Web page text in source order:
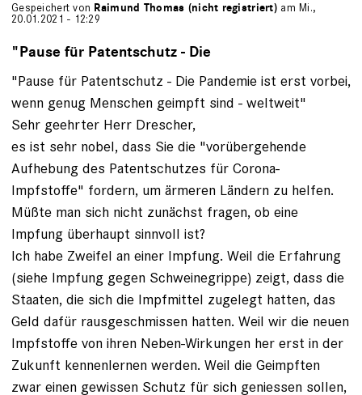
Gespeichert von Raimund Thomas (nicht registriert) am Mi.,
20.01.2021 - 12:29
"Pause für Patentschutz - Die
"Pause für Patentschutz - Die Pandemie ist erst vorbei,
wenn genug Menschen geimpft sind - weltweit"
Sehr geehrter Herr Drescher,
es ist sehr nobel, dass Sie die "vorübergehende
Aufhebung des Patentschutzes für Corona-
Impfstoffe" fordern, um ärmeren Ländern zu helfen.
Müßte man sich nicht zunächst fragen, ob eine
Impfung überhaupt sinnvoll ist?
Ich habe Zweifel an einer Impfung. Weil die Erfahrung
(siehe Impfung gegen Schweinegrippe) zeigt, dass die
Staaten, die sich die Impfmittel zugelegt hatten, das
Geld dafür rausgeschmissen hatten. Weil wir die neuen
Impfstoffe von ihren Neben-Wirkungen her erst in der
Zukunft kennenlernen werden. Weil die Geimpften
zwar einen gewissen Schutz für sich geniessen sollen,